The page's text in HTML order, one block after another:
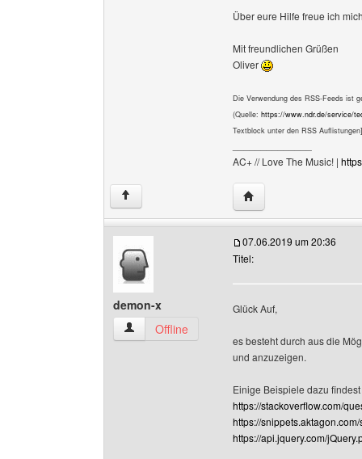
Über eure Hilfe freue ich
Mit freundlichen Grüßen
Oliver
Die Verwendung des RSS-Feeds ist
(Quelle: https://www.ndr.de/service/
Textblock unter den RSS Auflistungen]
AC+ // Love The Music! |
↑ Website dieses
demon-x
demon-x Benutzer-Profile anzeigen
Offline
07.06.2019 um 20:36
Titel:
Glück Auf,
es besteht durch aus die
und anzuzeigen.
Einige Beispiele dazu
https://stackoverflow.com/
https://
https://api.jquery.com/